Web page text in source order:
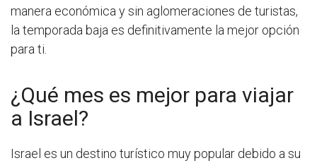
manera económica y sin aglomeraciones de turistas,
la temporada baja es definitivamente la mejor opción
para ti.
¿Qué mes es mejor para viajar
a Israel?
Israel es un destino turístico muy popular debido a su